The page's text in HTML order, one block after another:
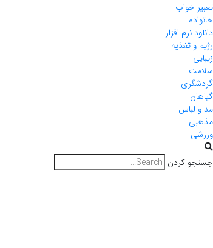
تعبیر خواب
خانواده
دانلود نرم افزار
رژیم و تغذیه
زیبایی
سلامت
گردشگری
گیاهان
مد و لباس
مذهبی
ورزشی
جستجو کردن